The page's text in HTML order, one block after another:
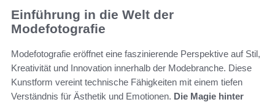
Einführung in die Welt der
Modefotografie
Modefotografie eröffnet eine faszinierende Perspektive auf Stil,
Kreativität und Innovation innerhalb der Modebranche. Diese
Kunstform vereint technische Fähigkeiten mit einem tiefen
Verständnis für Ästhetik und Emotionen. Die Magie hinter